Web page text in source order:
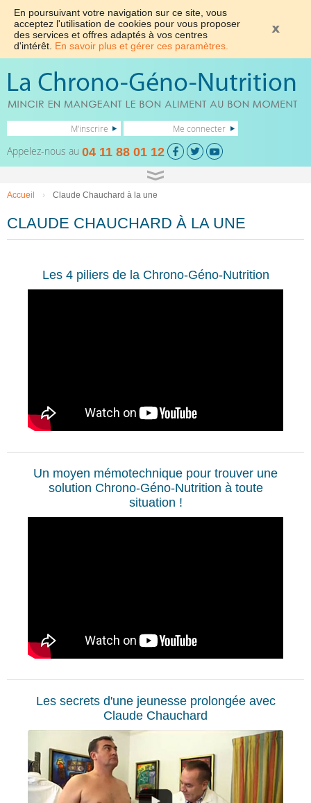
En poursuivant votre navigation sur ce site, vous
acceptez l'utilisation de cookies pour vous proposer
des services et offres adaptés à vos centres
d'intérêt. En savoir plus et gérer ces paramètres.
M'inscrire Me connecter
Appelez-nous au 04 11 88 01 12
Accueil › Claude Chauchard à la une
CLAUDE CHAUCHARD À LA UNE
Les 4 piliers de la Chrono-Géno-Nutrition
Un moyen mémotechnique pour trouver une
solution Chrono-Géno-Nutrition à toute
situation !
Les secrets d'une jeunesse prolongée avec
Claude Chauchard